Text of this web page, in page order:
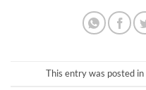
This entry was posted in